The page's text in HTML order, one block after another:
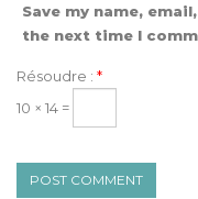
Save my name,
the next time I
Résoudre : *
10 × 14 =